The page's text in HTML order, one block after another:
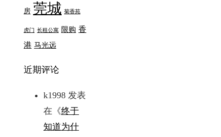
房 莞城 菊香苑
虎门 长租公寓 限购 香
港 马光远
近期评论
k1998 发表
在《终于
知道为什